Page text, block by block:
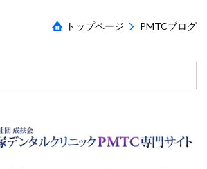
トップページ PMTCブログ